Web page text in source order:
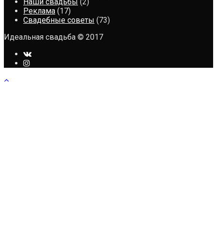
Реклама (17)
Свадебные советы (73)
Идеальная свадьба © 2017